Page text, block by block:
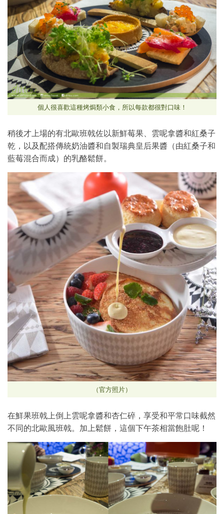
個人很喜歡這種烤焗類小食，所以每款都很對口味！
稍後才上場的有北歐班戟佐以新鮮莓果、雲呢拿醬和紅桑子
乾，以及配搭傳統奶油醬和自製瑞典皇后果醬（由紅桑子和
藍莓混合而成）的乳酪鬆餅。
（官方照片）
在鮮果班戟上倒上雲呢拿醬和杏仁碎，享受和平常口味截然
不同的北歐風班戟。加上鬆餅，這個下午茶相當飽肚呢！